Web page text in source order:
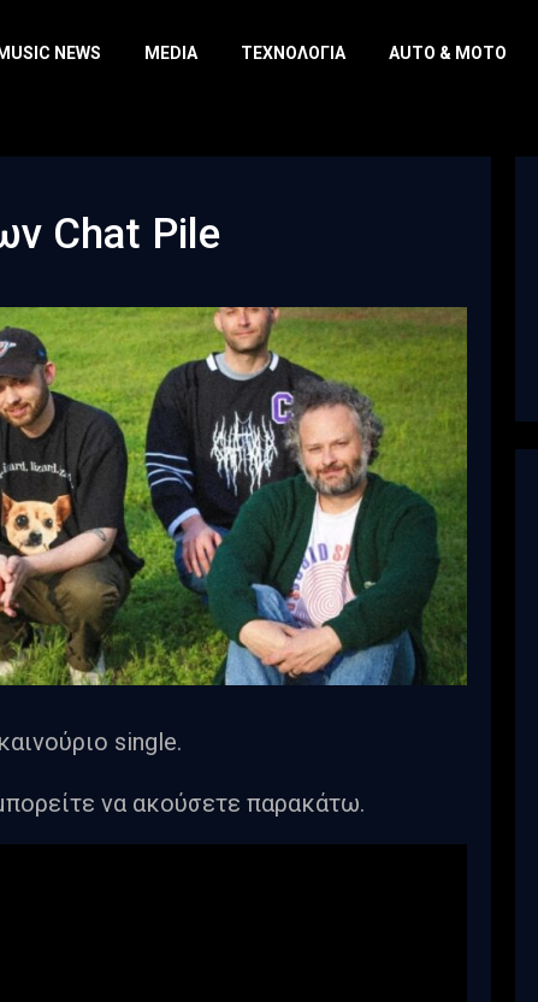
MUSIC NEWS MEDIA ΤΕΧΝΟΛΟΓΊΑ AUTO & MOTO
Chat Pile
single.
να ακούσετε παρακάτω.